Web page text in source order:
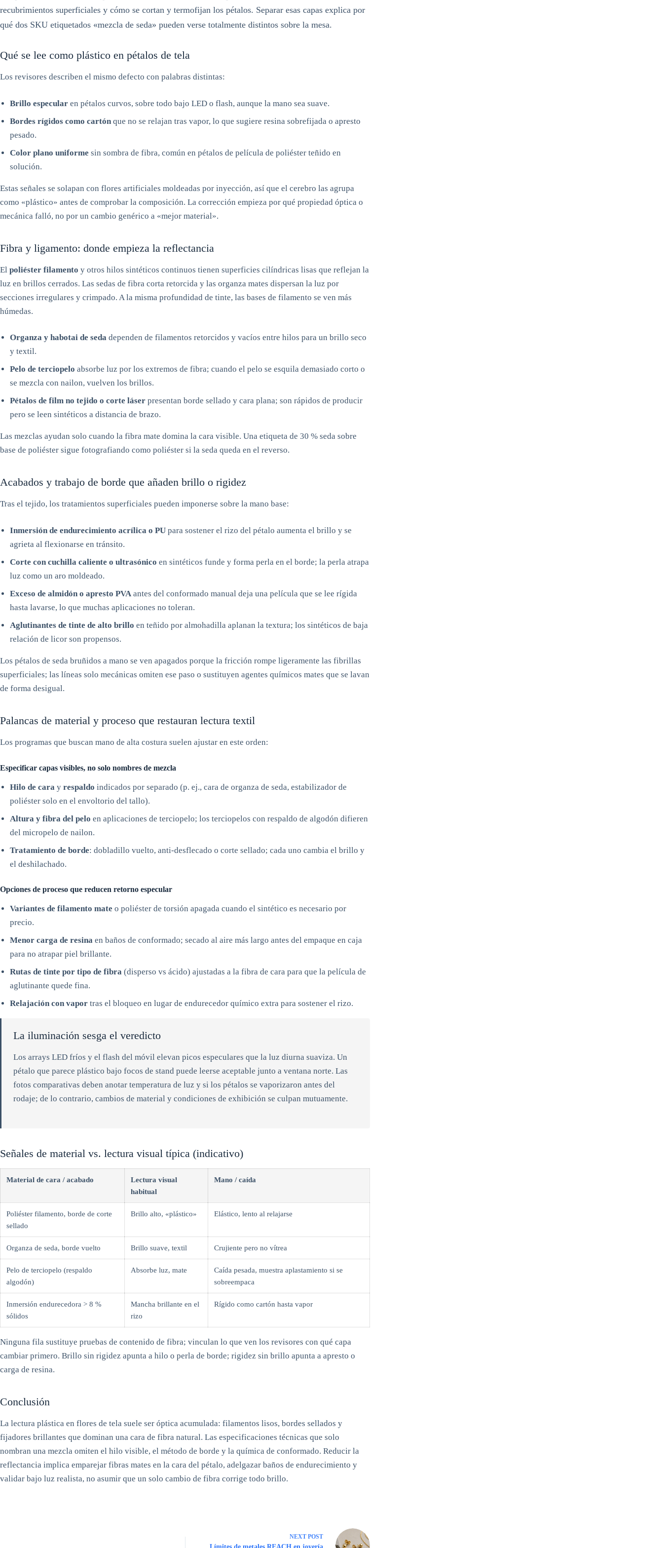
recubrimientos superficiales y cómo se cortan y termofijan los pétalos. Separar esas capas explica por
qué dos SKU etiquetados «mezcla de seda» pueden verse totalmente distintos sobre la mesa.
Qué se lee como plástico en pétalos de tela
Los revisores describen el mismo defecto con palabras distintas:
Brillo especular en pétalos curvos, sobre todo bajo LED o flash, aunque la mano sea suave.
Bordes rígidos como cartón que no se relajan tras vapor, lo que sugiere resina sobrefijada o apresto
pesado.
Color plano uniforme sin sombra de fibra, común en pétalos de película de poliéster teñido en
solución.
Estas señales se solapan con flores artificiales moldeadas por inyección, así que el cerebro las agrupa
como «plástico» antes de comprobar la composición. La corrección empieza por qué propiedad óptica o
mecánica falló, no por un cambio genérico a «mejor material».
Fibra y ligamento: donde empieza la reflectancia
El poliéster filamento y otros hilos sintéticos continuos tienen superficies cilíndricas lisas que reflejan la
luz en brillos cerrados. Las sedas de fibra corta retorcida y las organza mates dispersan la luz por
secciones irregulares y crimpado. A la misma profundidad de tinte, las bases de filamento se ven más
húmedas.
Organza y habotai de seda dependen de filamentos retorcidos y vacíos entre hilos para un brillo seco
y textil.
Pelo de terciopelo absorbe luz por los extremos de fibra; cuando el pelo se esquila demasiado corto o
se mezcla con nailon, vuelven los brillos.
Pétalos de film no tejido o corte láser presentan borde sellado y cara plana; son rápidos de producir
pero se leen sintéticos a distancia de brazo.
Las mezclas ayudan solo cuando la fibra mate domina la cara visible. Una etiqueta de 30 % seda sobre
base de poliéster sigue fotografiando como poliéster si la seda queda en el reverso.
Acabados y trabajo de borde que añaden brillo o rigidez
Tras el tejido, los tratamientos superficiales pueden imponerse sobre la mano base:
Inmersión de endurecimiento acrílica o PU para sostener el rizo del pétalo aumenta el brillo y se
agrieta al flexionarse en tránsito.
Corte con cuchilla caliente o ultrasónico en sintéticos funde y forma perla en el borde; la perla atrapa
luz como un aro moldeado.
Exceso de almidón o apresto PVA antes del conformado manual deja una película que se lee rígida
hasta lavarse, lo que muchas aplicaciones no toleran.
Aglutinantes de tinte de alto brillo en teñido por almohadilla aplanan la textura; los sintéticos de baja
relación de licor son propensos.
Los pétalos de seda bruñidos a mano se ven apagados porque la fricción rompe ligeramente las fibrillas
superficiales; las líneas solo mecánicas omiten ese paso o sustituyen agentes químicos mates que se lavan
de forma desigual.
Palancas de material y proceso que restauran lectura textil
Los programas que buscan mano de alta costura suelen ajustar en este orden:
Especificar capas visibles, no solo nombres de mezcla
Hilo de cara y respaldo indicados por separado (p. ej., cara de organza de seda, estabilizador de
poliéster solo en el envoltorio del tallo).
Altura y fibra del pelo en aplicaciones de terciopelo; los terciopelos con respaldo de algodón difieren
del micropelo de nailon.
Tratamiento de borde: dobladillo vuelto, anti-desflecado o corte sellado; cada uno cambia el brillo y
el deshilachado.
Opciones de proceso que reducen retorno especular
Variantes de filamento mate o poliéster de torsión apagada cuando el sintético es necesario por
precio.
Menor carga de resina en baños de conformado; secado al aire más largo antes del empaque en caja
para no atrapar piel brillante.
Rutas de tinte por tipo de fibra (disperso vs ácido) ajustadas a la fibra de cara para que la película de
aglutinante quede fina.
Relajación con vapor tras el bloqueo en lugar de endurecedor químico extra para sostener el rizo.
La iluminación sesga el veredicto
Los arrays LED fríos y el flash del móvil elevan picos especulares que la luz diurna suaviza. Un
pétalo que parece plástico bajo focos de stand puede leerse aceptable junto a ventana norte. Las
fotos comparativas deben anotar temperatura de luz y si los pétalos se vaporizaron antes del
rodaje; de lo contrario, cambios de material y condiciones de exhibición se culpan mutuamente.
Señales de material vs. lectura visual típica (indicativo)
Material de cara / acabado
Lectura visual
habitual
Mano / caída
Poliéster filamento, borde de corte
sellado
Brillo alto, «plástico» Elástico, lento al relajarse
Organza de seda, borde vuelto Brillo suave, textil Crujiente pero no vítrea
Pelo de terciopelo (respaldo
algodón)
Absorbe luz, mate
Caída pesada, muestra aplastamiento si se
sobreempaca
Inmersión endurecedora > 8 %
sólidos
Mancha brillante en el
rizo
Rígido como cartón hasta vapor
Ninguna fila sustituye pruebas de contenido de fibra; vinculan lo que ven los revisores con qué capa
cambiar primero. Brillo sin rigidez apunta a hilo o perla de borde; rigidez sin brillo apunta a apresto o
carga de resina.
Conclusión
La lectura plástica en flores de tela suele ser óptica acumulada: filamentos lisos, bordes sellados y
fijadores brillantes que dominan una cara de fibra natural. Las especificaciones técnicas que solo
nombran una mezcla omiten el hilo visible, el método de borde y la química de conformado. Reducir la
reflectancia implica emparejar fibras mates en la cara del pétalo, adelgazar baños de endurecimiento y
validar bajo luz realista, no asumir que un solo cambio de fibra corrige todo brillo.
NEXT POST